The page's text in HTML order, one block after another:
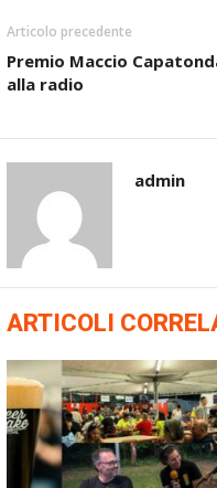
Articolo precedente
Premio Maccio
alla radio
admin
ARTICOLI